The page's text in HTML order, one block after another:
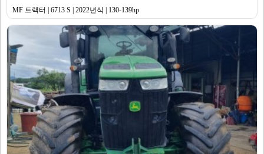
MF 트랙터 | 6713 S | 2022년식 | 130-139hp